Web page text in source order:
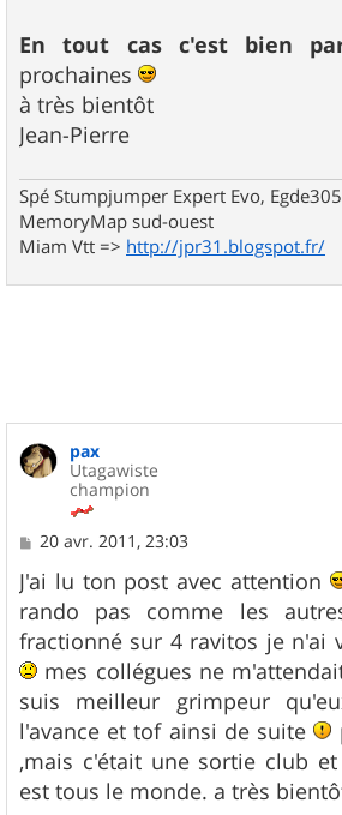
En tout cas c'est bien
prochaines
à très bientôt
Jean-Pierre
Spé Stumpjumper Expert Evo,
MemoryMap sud-ouest
Miam Vtt => http://jpr31.blogspot.fr/
pax
Utagawiste
champion
M
s
s
a
g
e
20 avr. 2011, 23:03
J'ai lu ton post avec attention
rando pas comme les
fractionné sur 4 ravitos je n'ai
mes collégues ne
suis meilleur grimpeur
l'avance et tof ainsi de suite
,mais c'était une sortie club
est tous le monde. a très